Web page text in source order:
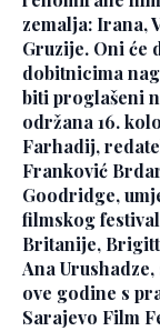
zemalja: Irana,
Gruzije. Oni će
dobitnicima
biti proglašeni
održana 16.
Farhadij,
Franković
Goodridge,
filmskog
Britanije,
Ana
ove godine s
Sarajevo Film